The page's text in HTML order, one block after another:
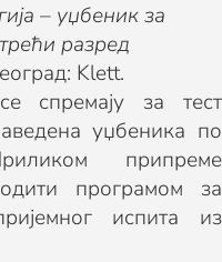
– уџбеникза
трећи разред
Klett.
спремају за тест
уџбеника по
припреме
програмом за
испита из